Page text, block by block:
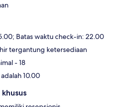
Batas waktu check-in: 22.00
tergantung ketersediaan
- 18
10.00